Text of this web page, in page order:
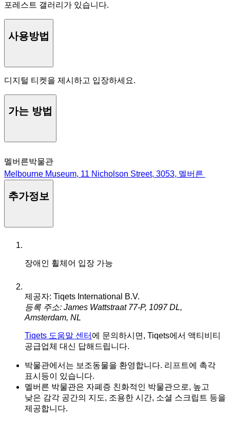
포레스트 갤러리가 있습니다.
사용방법
디지털 티켓을 제시하고 입장하세요.
가는 방법
멜버른박물관
Melbourne Museum, 11 Nicholson Street, 3053, 멜버른
추가정보
장애인 휠체어 입장 가능
제공자: Tiqets International B.V.
등록 주소: James Wattstraat 77-P, 1097 DL,
Amsterdam, NL
Tiqets 도움말 센터 에 문의하시면, Tiqets에서 액티비티
공급업체 대신 답해드립니다.
박물관에서는 보조동물을 환영합니다. 리프트에 촉각
표시등이 있습니다.
멜버른 박물관은 자폐증 친화적인 박물관으로, 높고
낮은 감각 공간의 지도, 조용한 시간, 소셜 스크립트 등을
제공합니다.